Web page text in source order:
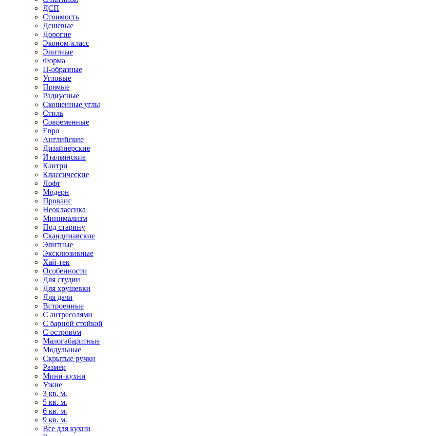
ДСП
Стоимость
Дешевые
Дорогие
Эконом-класс
Элитные
Форма
П-образные
Угловые
Прямые
Радиусные
Скошенные углы
Стиль
Современные
Евро
Английские
Дизайнерские
Итальянские
Кантри
Классические
Лофт
Модерн
Прованс
Неоклассика
Минимализм
Под старину
Скандинавские
Элитные
Эксклюзивные
Хай-тек
Особенности
Для студии
Для хрущевки
Для дачи
Встроенные
С антресолями
С барной стойкой
С островом
Малогабаритные
Модульные
Скрытые ручки
Размер
Мини-кухни
Узкие
3 кв. м.
5 кв. м.
6 кв. м.
9 кв. м.
Все для кухни